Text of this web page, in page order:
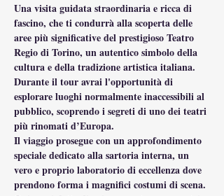
Una visita guidata straordinaria e ricca di
fascino, che ti condurrà alla scoperta delle
aree più significative del prestigioso Teatro
Regio di Torino, un autentico simbolo della
cultura e della tradizione artistica italiana.
Durante il tour avrai l'opportunità di
esplorare luoghi normalmente inaccessibili al
pubblico, scoprendo i segreti di uno dei teatri
più rinomati d’Europa.
Il viaggio prosegue con un approfondimento
speciale dedicato alla sartoria interna, un
vero e proprio laboratorio di eccellenza dove
prendono forma i magnifici costumi di scena.